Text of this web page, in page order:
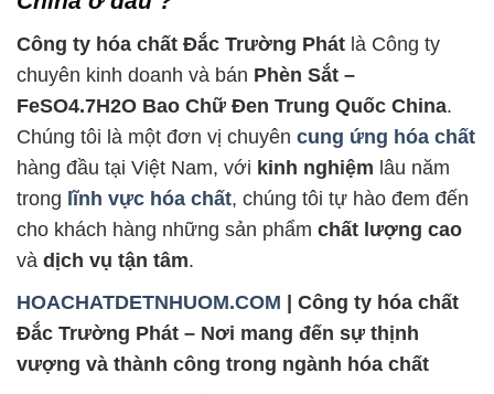
Công ty hóa chất Đắc Trường Phát là Công ty
chuyên kinh doanh và bán Phèn Sắt –
FeSO4.7H2O Bao Chữ Đen Trung Quốc China.
Chúng tôi là một đơn vị chuyên cung ứng hóa chất
hàng đầu tại Việt Nam, với kinh nghiệm lâu năm
trong lĩnh vực hóa chất, chúng tôi tự hào đem đến
cho khách hàng những sản phẩm chất lượng cao
và dịch vụ tận tâm.
HOACHATDETNHUOM.COM | Công ty hóa chất
Đắc Trường Phát – Nơi mang đến sự thịnh
vượng và thành công trong ngành hóa chất